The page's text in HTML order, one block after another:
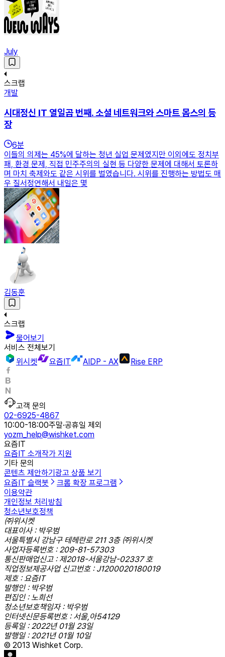
July
스크랩
개발
시대정신 IT 열일곱 번째. 소셜 네트워크와 스마트 몹스의 등
장
6분
이들의 의제는 45%에 달하는 청년 실업 문제였지만 이외에도 정치부
패, 환경 문제, 직접 민주주의의 실현 등 다양한 문제에 대해서 토론하
며 마치 축제와도 같은 시위를 벌였습니다. 시위를 진행하는 방법도 매
우 질서정연해서 내일은 몇
김동훈
스크랩
물어보기
서비스 전체보기
위시켓
요즘IT AIDP - AX Rise ERP
고객 문의
02-6925-4867
10:00-18:00주말·공휴일 제외
yozm_help@wishket.com
요즘IT
요즘IT 소개작가 지원
기타 문의
콘텐츠 제안하기광고 상품 보기
요즘IT 슬랙봇
크롬 확장 프로그램
이용약관
개인정보 처리방침
청소년보호정책
㈜위시켓
대표이사 : 박우범
서울특별시 강남구 테헤란로 211 3층 ㈜위시켓
사업자등록번호 : 209-81-57303
통신판매업신고 : 제2018-서울강남-02337 호
직업정보제공사업 신고번호 : J1200020180019
제호 : 요즘IT
발행인 : 박우범
편집인 : 노희선
청소년보호책임자 : 박우범
인터넷신문등록번호 : 서울,아54129
등록일 : 2022년 01월 23일
발행일 : 2021년 01월 10일
© 2013 Wishket Corp.